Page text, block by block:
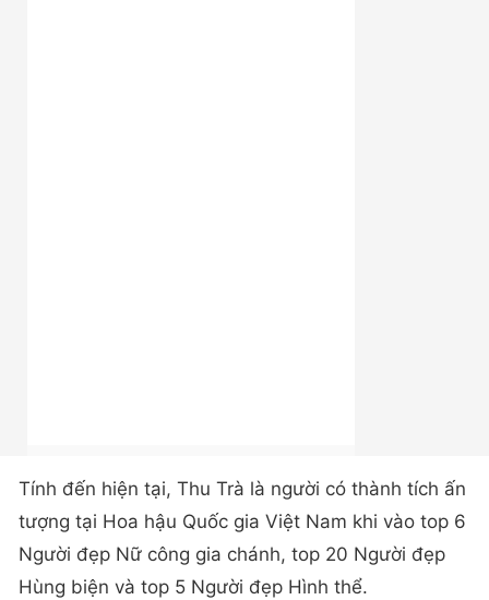
Tính đến hiện tại, Thu Trà là người có thành tích ấn
tượng tại Hoa hậu Quốc gia Việt Nam khi vào top 6
Người đẹp Nữ công gia chánh, top 20 Người đẹp
Hùng biện và top 5 Người đẹp Hình thể.